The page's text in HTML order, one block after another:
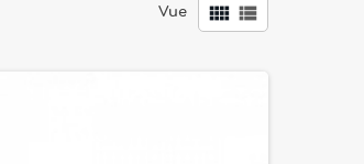
Vue  